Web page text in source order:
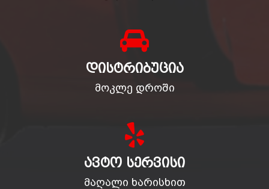
ᲓᲘᲡᲢᲠᲘᲑᲣᲪᲘᲐ
მოკლე დროში
ᲐᲕᲢᲝ ᲡᲔᲠᲕᲘᲡᲘ
მაღალი ხარისხით